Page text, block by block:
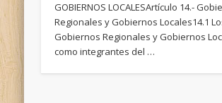
GOBIERNOS LOCALESArtículo 14.-
Regionales y Gobiernos Locales14.1
Gobiernos Regionales y Gobiernos
como integrantes del …